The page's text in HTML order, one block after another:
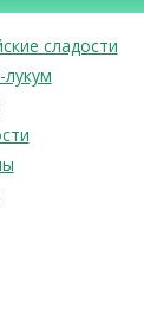
сладости
лукум